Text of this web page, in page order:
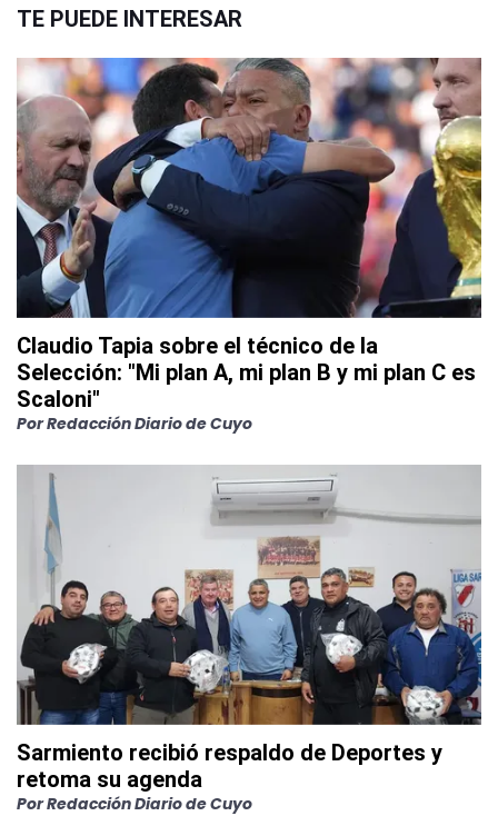
TE PUEDE INTERESAR
Claudio Tapia sobre el técnico de la
Selección: "Mi plan A, mi plan B y mi plan C es
Scaloni"
PorRedacción Diario de Cuyo
Sarmiento recibió respaldo de Deportes y
retoma su agenda
PorRedacción Diario de Cuyo